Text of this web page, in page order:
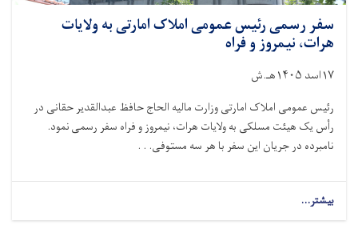
سفر رسمی رئیس عمومی املاک امارتی به ولایات
هرات، نیمروز و فراه
۱۷اسد ۱۴۰۵هـ.ش
رئیس عمومی املاک امارتی وزارت مالیه الحاج حافظ عبدالقدیر حقانی در
رأس یک هیئت مسلکی به ولایات هرات، نیمروز و فراه سفر رسمی نمود.
نامبرده در جریان این سفر با هر سه مستوفی. . .
بیشتر...